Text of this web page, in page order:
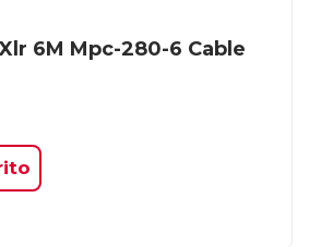
6M Mpc-280-6 Cable